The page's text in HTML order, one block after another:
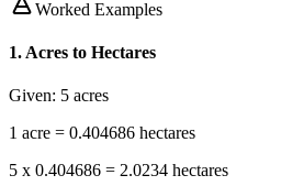
Worked Examples
1. Acres to Hectares
Given: 5 acres
1 acre = 0.404686 hectares
5 x 0.404686 = 2.0234 hectares